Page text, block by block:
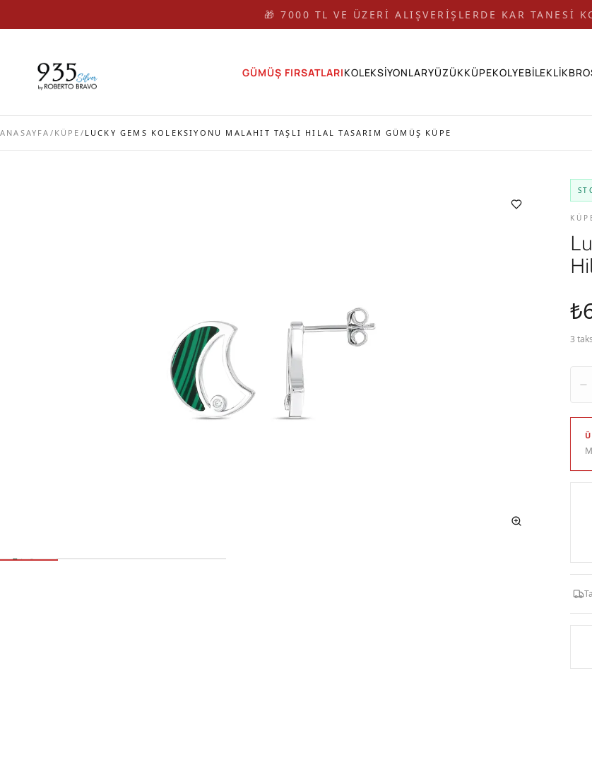
🎁 🎁 7000 TL VE ÜZERİ ALIŞVERİŞLERDE KAR TANESİ
GÜMÜŞ FIRSATLARIKOLEKSİYONLARYÜZÜKKÜPEKOLYEBİLEKLİK
ANASAYFA / KÜPE / LUCKY GEMS KOLEKSIYONU MALAHIT TAŞLI HILAL TASARIM GÜMÜŞ KÜPE
3